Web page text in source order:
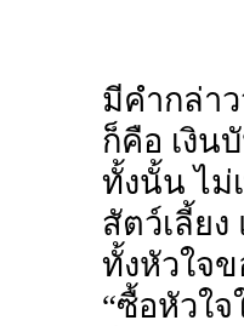
มีคำกล่าว
ก็คือ เงิน
ทั้งนั้น ไม่
สัตว์เลี้ย
ทั้งหัวใจ
“ซื้อหัวใ